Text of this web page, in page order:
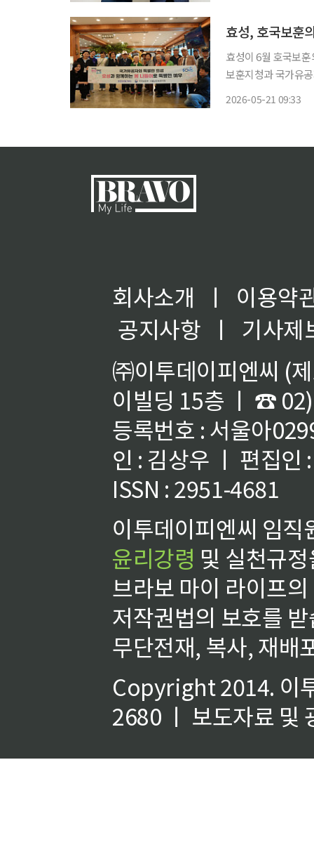
효성, 호국보훈
효성이 6월 호국보훈의
보훈지청과 국가유
2026-05-21 09:33
회사소개 ㅣ
이용약
공지사항
ㅣ
기사제
㈜이투데이피엔씨 (
이빌딩 15층 ㅣ ☎
등록번호 : 서울아
인 : 김상우 ㅣ 편집인
ISSN : 2951-4681
이투데이피엔씨 임
윤리강령 및 실천규
브라보 마이 라이프
저작권법의 보호를
무단전재, 복사, 재배
Copyright 2014. 이
2680 ㅣ 보도자료